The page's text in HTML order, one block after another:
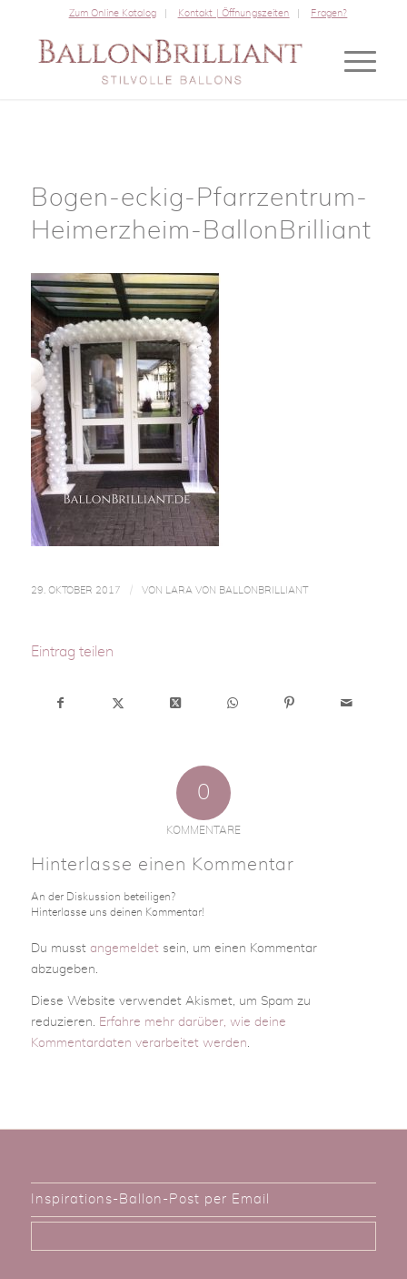
Zum Online Katalog Kontakt | Öffnungszeiten Fragen?
Bogen-eckig-Pfarrzentrum-
Heimerzheim-BallonBrilliant
29. OKTOBER 2017 / VON LARA VON BALLONBRILLIANT
Eintrag teilen
0
KOMMENTARE
Hinterlasse einen Kommentar
An der Diskussion beteiligen?
Hinterlasse uns deinen Kommentar!
Du musst angemeldetsein, um einen Kommentar
abzugeben.
Diese Website verwendet Akismet, um Spam zu
reduzieren.
Erfahre mehr darüber, wie deine
Kommentardaten verarbeitet werden
Inspirations-Ballon-Post per Email